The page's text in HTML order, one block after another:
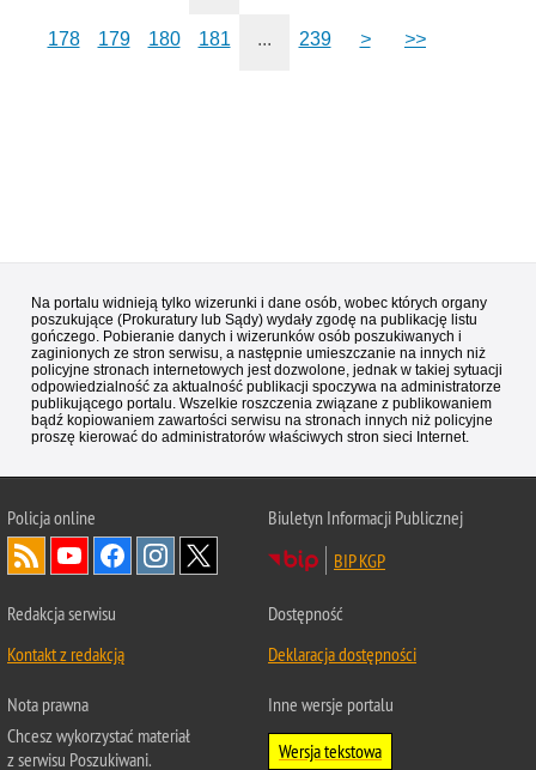
178 179 180 181 ... 239 > >>
Na portalu widnieją tylko wizerunki i dane osób, wobec których organy
poszukujące (Prokuratury lub Sądy) wydały zgodę na publikację listu
gończego. Pobieranie danych i wizerunków osób poszukiwanych i
zaginionych ze stron serwisu, a następnie umieszczanie na innych niż
policyjne stronach internetowych jest dozwolone, jednak w takiej sytuacji
odpowiedzialność za aktualność publikacji spoczywa na administratorze
publikującego portalu. Wszelkie roszczenia związane z publikowaniem
bądź kopiowaniem zawartości serwisu na stronach innych niż policyjne
proszę kierować do administratorów właściwych stron sieci Internet.
Policjaonline
Biuletyn Informacji Publicznej
BIP KGP
Redakcja serwisu
Kontakt z redakcją
Dostępność
Deklaracja dostępności
Nota prawna
Chcesz wykorzystać materiał
z serwisu Poszukiwani.
Inne wersje portalu
Wersja tekstowa